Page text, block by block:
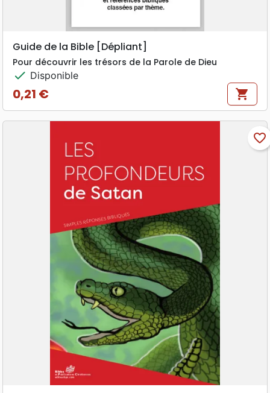
Guide de la Bible [Dépliant]
Pour découvrir les trésors de la Parole de Dieu
check Disponible
Prix
0,21 € shopping_cart
favorite_border